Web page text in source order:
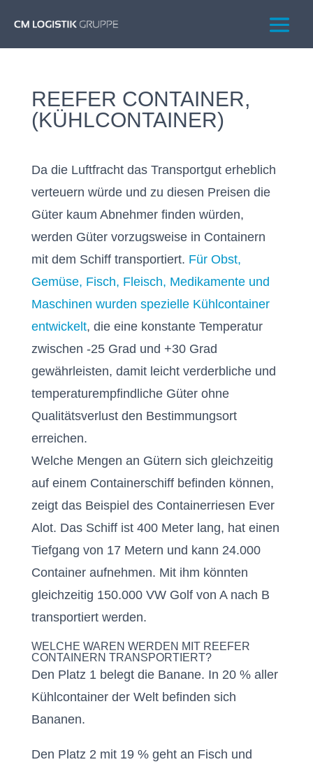
REEFER CONTAINER,
(KÜHLCONTAINER)
Da die Luftfracht das Transportgut erheblich
verteuern würde und zu diesen Preisen die
Güter kaum Abnehmer finden würden,
werden Güter vorzugsweise in Containern
mit dem Schiff transportiert. Für Obst,
Gemüse, Fisch, Fleisch, Medikamente und
Maschinen wurden spezielle Kühlcontainer
entwickelt, die eine konstante Temperatur
zwischen -25 Grad und +30 Grad
gewährleisten, damit leicht verderbliche und
temperaturempfindliche Güter ohne
Qualitätsverlust den Bestimmungsort
erreichen.
Welche Mengen an Gütern sich gleichzeitig
auf einem Containerschiff befinden können,
zeigt das Beispiel des Containerriesen Ever
Alot. Das Schiff ist 400 Meter lang, hat einen
Tiefgang von 17 Metern und kann 24.000
Container aufnehmen. Mit ihm könnten
gleichzeitig 150.000 VW Golf von A nach B
transportiert werden.
WELCHE WAREN WERDEN MIT REEFER
CONTAINERN TRANSPORTIERT?
Den Platz 1 belegt die Banane. In 20 % aller
Kühlcontainer der Welt befinden sich
Bananen.
Den Platz 2 mit 19 % geht an Fisch und